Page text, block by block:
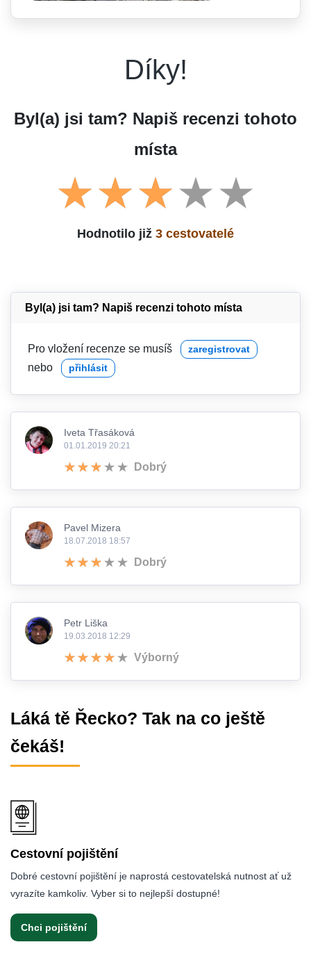
Díky!
Byl(a) jsi tam? Napiš recenzi tohoto
místa
Hodnotilo již 3 cestovatelé
Byl(a) jsi tam? Napiš recenzi tohoto místa
Pro vložení recenze se musíš zaregistrovat
nebo přihlásit
Iveta Třasáková
01.01.2019 20:21
Dobrý
Pavel Mizera
18.07.2018 18:57
Dobrý
Petr Liška
19.03.2018 12:29
Výborný
Láká tě Řecko? Tak na co ještě
čekáš!
Cestovní pojištění
Dobré cestovní pojištění je naprostá cestovatelská nutnost ať už
vyrazíte kamkoliv. Vyber si to nejlepší dostupné!
Chci pojištění